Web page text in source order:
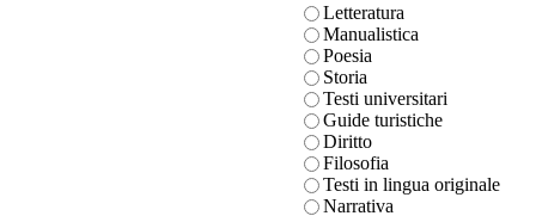
Letteratura
Manualistica
Poesia
Storia
Testi universitari
Guide turistiche
Diritto
Filosofia
Testi in lingua originale
Narrativa